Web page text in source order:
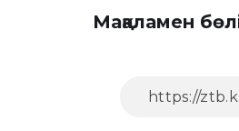
Мақаламен